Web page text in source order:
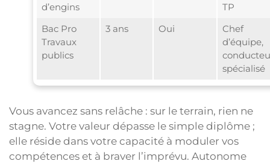
d’engins
TP
Bac Pro
Travaux
publics
3 ans Oui
Chef
d’équipe,
spécialisé
Vous avancez sans relâche : sur le terrain, rien ne
stagne. Votre valeur dépasse le simple diplôme ;
elle réside dans votre capacité à moduler vos
compétences et à braver l’imprévu. Autonome